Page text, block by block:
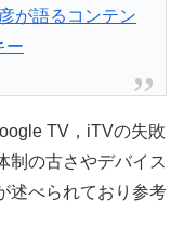
が語るコンテン
ー
TV，iTVの失敗
制の古さやデバイス
述べられており参考